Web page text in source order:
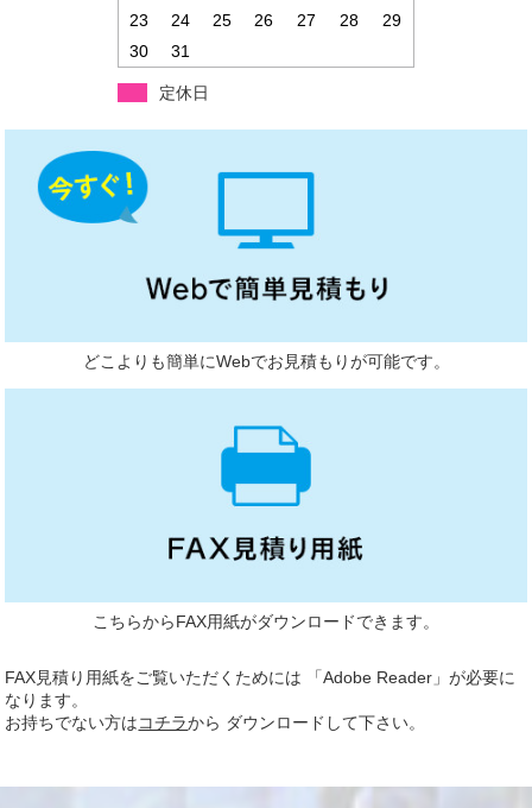
23
24 25 26 27 28
29
30
31
定休日
どこよりも簡単にWebでお見積もりが可能です。
こちらからFAX用紙がダウンロードできます。
FAX見積り用紙をご覧いただくためには 「Adobe Reader」が必要に
なります。
お持ちでない方はコチラから ダウンロードして下さい。